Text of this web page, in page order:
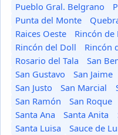
Pueblo Gral. Belgrano
Punta del Monte
Raices Oeste
Rincón de
Rincón del Doll
Rincón
Rosario del Tala
San
San Gustavo
San Jaime
San Justo
San Marcial
San Ramón
San Roque
Santa Ana
Santa Anita
Santa Luisa
Sauce de